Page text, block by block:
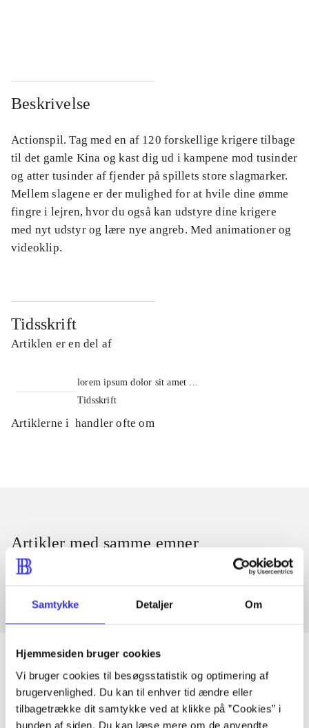
Samtykke Detaljer Om
Hjemmesiden bruger cookies
Vi bruger cookies til besøgsstatistik og optimering af
brugervenlighed. Du kan til enhver tid ændre eller
tilbagetrække dit samtykke ved at klikke på ”Cookies” i
bunden af siden. Du kan læse mere om de anvendte
Beskrivelse
Actionspil. Tag med en af 120 forskellige krigere tilbage
til det gamle Kina og kast dig ud i kampene mod tusinder
og atter tusinder af fjender på spillets store slagmarker.
Mellem slagene er der mulighed for at hvile dine ømme
fingre i lejren, hvor du også kan udstyre dine krigere
med nyt udstyr og lære nye angreb. Med animationer og
videoklip.
Tidsskrift
Artiklen er en del af
lorem ipsum dolor sit amet ...
Tidsskrift
Artiklerne i handler ofte om
Artikler med samme emner
Fra
Artikler
Alle registrerede artikler fordelt på udgivelser